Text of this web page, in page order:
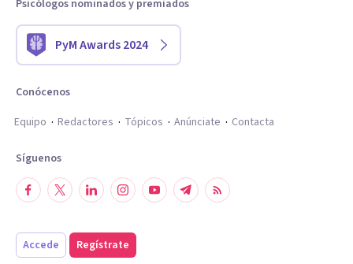
Psicólogos nominados y premiados
PyM Awards 2024
Conócenos
Equipo
Redactores Tópicos Anúnciate Contacta
Síguenos
Accede Regístrate